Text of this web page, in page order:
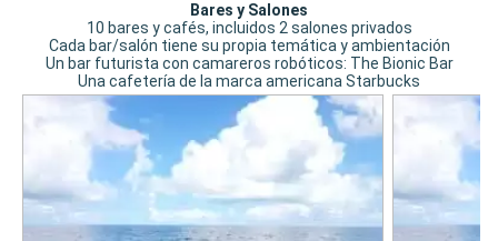
Bares y Salones
10 bares y cafés, incluidos 2 salones privados
Cada bar/salón tiene su propia temática y ambientación
Un bar futurista con camareros robóticos: The Bionic Bar
Una cafetería de la marca americana Starbucks